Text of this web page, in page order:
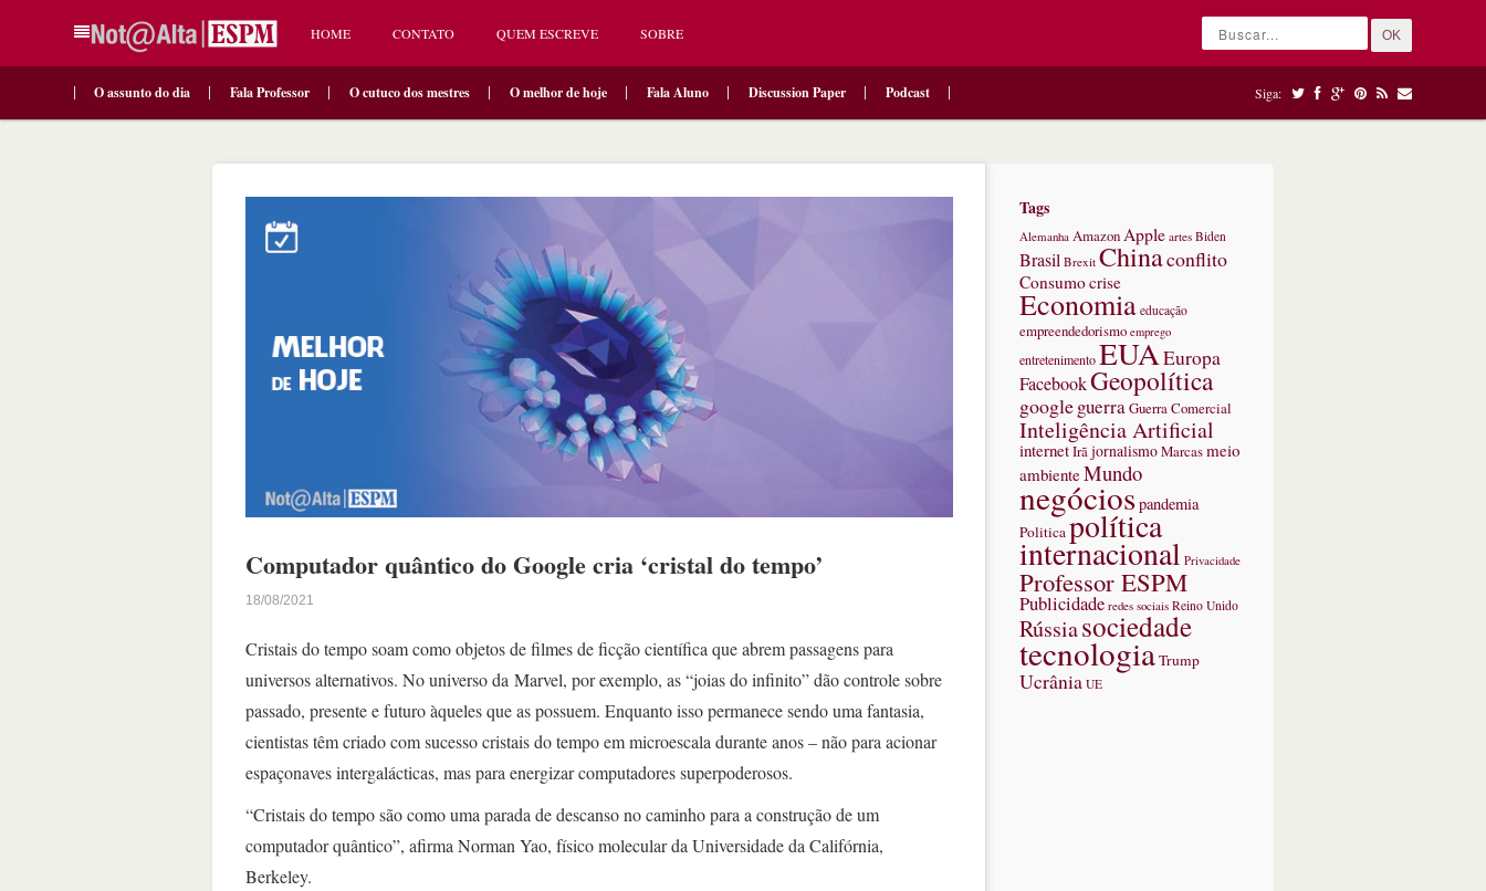
HOME CONTATO QUEM ESCREVE SOBRE OK
O assunto do dia Fala Professor O cutuco dos mestres O melhor de hoje Fala Aluno Discussion Paper Podcast Siga:
Computador quântico do Google cria ‘cristal do tempo’
18/08/2021
Cristais do tempo soam como objetos de filmes de ficção científica que abrem passagens para
universos alternativos. No universo da Marvel, por exemplo, as “joias do infinito” dão controle sobre
passado, presente e futuro àqueles que as possuem. Enquanto isso permanece sendo uma fantasia,
cientistas têm criado com sucesso cristais do tempo em microescala durante anos – não para acionar
espaçonaves intergalácticas, mas para energizar computadores superpoderosos.
“Cristais do tempo são como uma parada de descanso no caminho para a construção de um
computador quântico”, afirma Norman Yao, físico molecular da Universidade da Califórnia,
Berkeley.
Tags
Alemanha Amazon Apple artes Biden
Brasil Brexit Chinaconflito
Consumocrise
Economia educação
empreendedorismo emprego
entretenimentoEUAEuropa
FacebookGeopolítica
googleguerraGuerra Comercial
Inteligência Artificial
internetIrãjornalismoMarcasmeio
ambienteMundo
negóciospandemia
Politicapolítica
internacional Privacidade
Professor ESPM
Publicidade redes sociais Reino Unido
Rússiasociedade
tecnologiaTrump
Ucrânia UE